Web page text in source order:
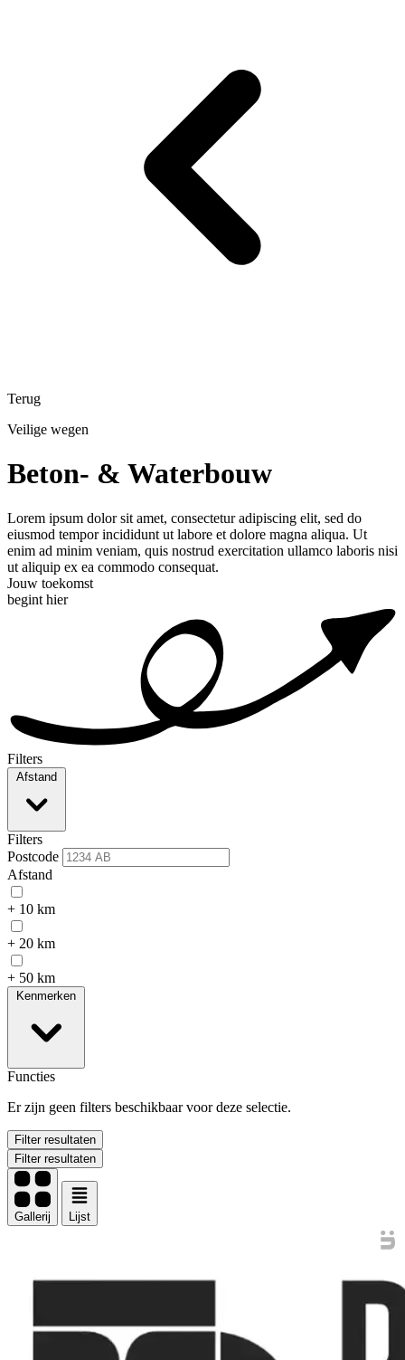
Terug
Veilige wegen
Beton- & Waterbouw
Lorem ipsum dolor sit amet, consectetur adipiscing elit, sed do
eiusmod tempor incididunt ut labore et dolore magna aliqua. Ut
enim ad minim veniam, quis nostrud exercitation ullamco laboris nisi
ut aliquip ex ea commodo consequat.
Jouw toekomst
begint hier
Filters
Afstand
Filters
Postcode
Afstand
+ 10 km
+ 20 km
+ 50 km
Kenmerken
Functies
Er zijn geen filters beschikbaar voor deze selectie.
Filter resultaten
Filter resultaten
Gallerij Lijst